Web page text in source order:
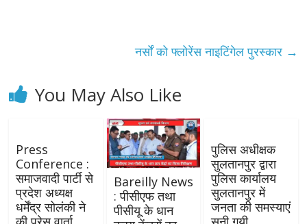
नर्सों को फ्लोरेंस नाइटिंगेल पुरस्कार →
You May Also Like
Press
Conference :
समाजवादी पार्टी से
प्रदेश अध्यक्ष
धर्मेंद्र सोलंकी ने
Bareilly News
: पीसीएफ तथा
पीसीयू के धान
पुलिस अधीक्षक
सुलतानपुर द्वारा
पुलिस कार्यालय
सुलतानपुर में
जनता की समस्याएं